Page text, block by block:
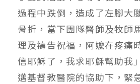
過程中跌倒，造成了左腳大
骨折，當下團隊醫師及牧師
理及禱告祝福，阿嬤在疼痛
信耶穌了，我求耶穌幫助我
邁基督教醫院的協助下，緊